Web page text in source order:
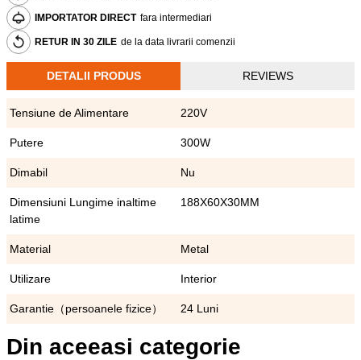
IMPORTATOR DIRECT fara intermediari
RETUR IN 30 ZILE de la data livrarii comenzii
DETALII PRODUS REVIEWS
Tensiune de Alimentare 220V
Putere 300W
Dimabil Nu
Dimensiuni Lungime inaltime
latime
188X60X30MM
Material Metal
Utilizare Interior
Garantie（persoanele fizice） 24 Luni
Din aceeasi categorie